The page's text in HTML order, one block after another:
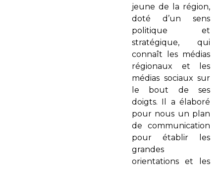
jeune de la région,
doté d’un sens
politique et
stratégique, qui
connaît les médias
régionaux et les
médias sociaux sur
le bout de ses
doigts. Il a élaboré
pour nous un plan
de communication
pour établir les
grandes
orientations et les